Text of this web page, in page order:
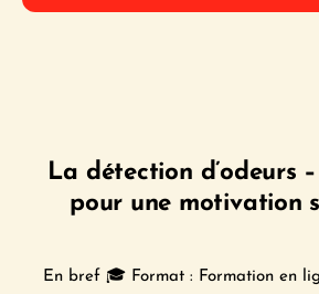
$217.99.
La détection d’odeurs
pour une motivation
En bref 🎓 Format : Formation en